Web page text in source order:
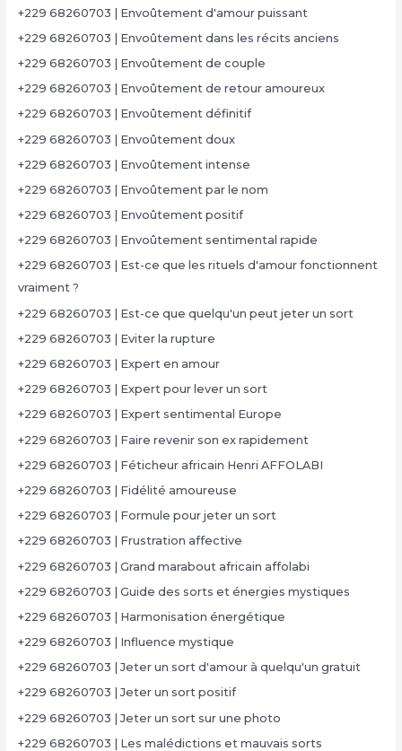
+229 68260703 | Envoûtement d'amour puissant
+229 68260703 | Envoûtement dans les récits anciens
+229 68260703 | Envoûtement de couple
+229 68260703 | Envoûtement de retour amoureux
+229 68260703 | Envoûtement définitif
+229 68260703 | Envoûtement doux
+229 68260703 | Envoûtement intense
+229 68260703 | Envoûtement par le nom
+229 68260703 | Envoûtement positif
+229 68260703 | Envoûtement sentimental rapide
+229 68260703 | Est-ce que les rituels d'amour fonctionnent
vraiment ?
+229 68260703 | Est-ce que quelqu'un peut jeter un sort
+229 68260703 | Eviter la rupture
+229 68260703 | Expert en amour
+229 68260703 | Expert pour lever un sort
+229 68260703 | Expert sentimental Europe
+229 68260703 | Faire revenir son ex rapidement
+229 68260703 | Féticheur africain Henri AFFOLABI
+229 68260703 | Fidélité amoureuse
+229 68260703 | Formule pour jeter un sort
+229 68260703 | Frustration affective
+229 68260703 | Grand marabout africain affolabi
+229 68260703 | Guide des sorts et énergies mystiques
+229 68260703 | Harmonisation énergétique
+229 68260703 | Influence mystique
+229 68260703 | Jeter un sort d'amour à quelqu'un gratuit
+229 68260703 | Jeter un sort positif
+229 68260703 | Jeter un sort sur une photo
+229 68260703 | Les malédictions et mauvais sorts